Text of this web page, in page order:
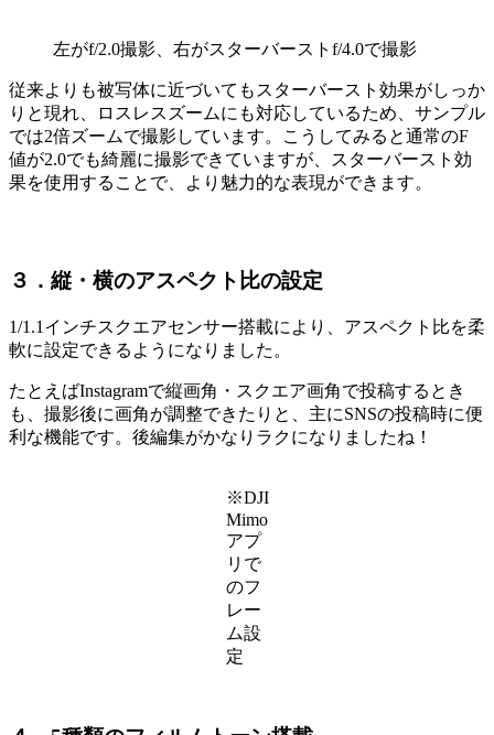
左がf/2.0撮影、右がスターバーストf/4.0で撮影
従来よりも被写体に近づいてもスターバースト効果がしっか
りと現れ、ロスレスズームにも対応しているため、サンプル
では2倍ズームで撮影しています。こうしてみると通常のF
値が2.0でも綺麗に撮影できていますが、スターバースト効
果を使用することで、より魅力的な表現ができます。
３．縦・横のアスペクト比の設定
1/1.1インチスクエアセンサー搭載により、アスペクト比を柔
軟に設定できるようになりました。
たとえばInstagramで縦画角・スクエア画角で投稿するとき
も、撮影後に画角が調整できたりと、主にSNSの投稿時に便
利な機能です。後編集がかなりラクになりましたね！
※DJI
Mimo
アプ
リで
のフ
レー
ム設
定